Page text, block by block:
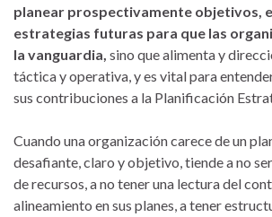
planear prospectivamente objetivos,
estrategias futuras para que las
la vanguardia, sino que alimenta y
táctica y operativa, y es vital para
sus contribuciones a la Planificación
Cuando una organización carece de un
desafiante, claro y objetivo, tiende a no
de recursos, a no tener una lectura del
alineamiento en sus planes, a tener